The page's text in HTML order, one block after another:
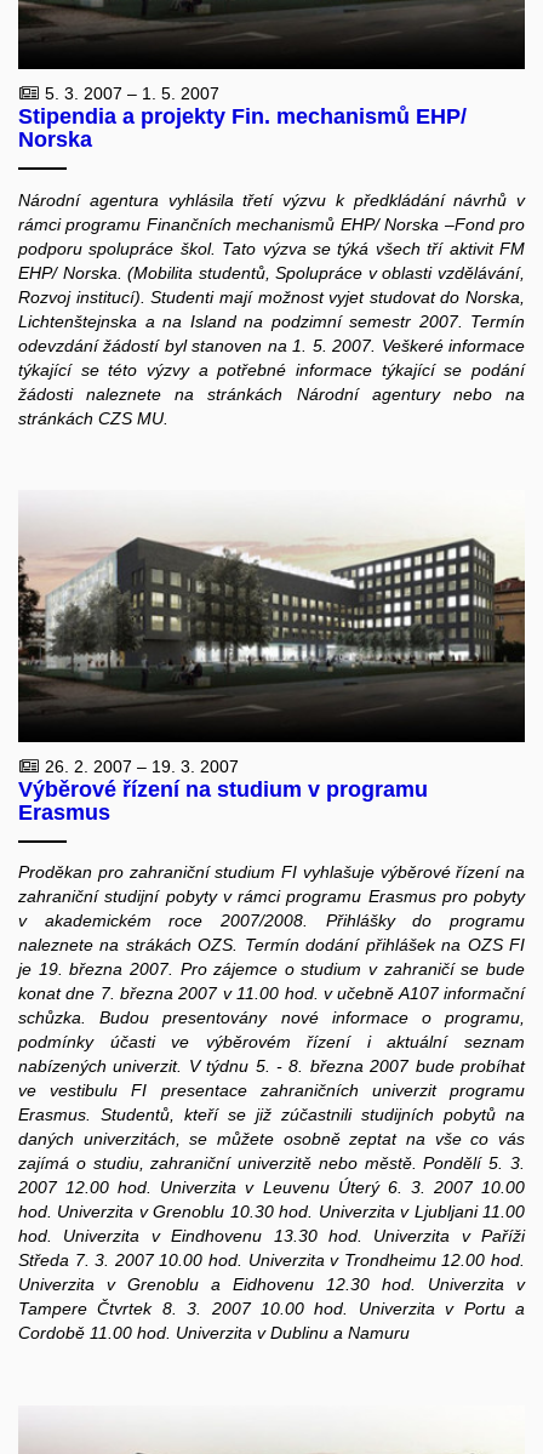
5. 3. 2007 – 1. 5. 2007
Stipendia a projekty Fin. mechanismů EHP/
Norska
Národní agentura vyhlásila třetí výzvu k předkládání návrhů v
rámci programu Finančních mechanismů EHP/ Norska –Fond pro
podporu spolupráce škol. Tato výzva se týká všech tří aktivit FM
EHP/ Norska. (Mobilita studentů, Spolupráce v oblasti vzdělávání,
Rozvoj institucí). Studenti mají možnost vyjet studovat do Norska,
Lichtenštejnska a na Island na podzimní semestr 2007. Termín
odevzdání žádostí byl stanoven na 1. 5. 2007. Veškeré informace
týkající se této výzvy a potřebné informace týkající se podání
žádosti naleznete na stránkách Národní agentury nebo na
stránkách CZS MU.
26. 2. 2007 – 19. 3. 2007
Výběrové řízení na studium v programu
Erasmus
Proděkan pro zahraniční studium FI vyhlašuje výběrové řízení na
zahraniční studijní pobyty v rámci programu Erasmus pro pobyty
v akademickém roce 2007/2008. Přihlášky do programu
naleznete na strákách OZS. Termín dodání přihlášek na OZS FI
je 19. března 2007. Pro zájemce o studium v zahraničí se bude
konat dne 7. března 2007 v 11.00 hod. v učebně A107 informační
schůzka. Budou presentovány nové informace o programu,
podmínky účasti ve výběrovém řízení i aktuální seznam
nabízených univerzit. V týdnu 5. - 8. března 2007 bude probíhat
ve vestibulu FI presentace zahraničních univerzit programu
Erasmus. Studentů, kteří se již zúčastnili studijních pobytů na
daných univerzitách, se můžete osobně zeptat na vše co vás
zajímá o studiu, zahraniční univerzitě nebo městě. Pondělí 5. 3.
2007 12.00 hod. Univerzita v Leuvenu Úterý 6. 3. 2007 10.00
hod. Univerzita v Grenoblu 10.30 hod. Univerzita v Ljubljani 11.00
hod. Univerzita v Eindhovenu 13.30 hod. Univerzita v Paříži
Středa 7. 3. 2007 10.00 hod. Univerzita v Trondheimu 12.00 hod.
Univerzita v Grenoblu a Eidhovenu 12.30 hod. Univerzita v
Tampere Čtvrtek 8. 3. 2007 10.00 hod. Univerzita v Portu a
Cordobě 11.00 hod. Univerzita v Dublinu a Namuru